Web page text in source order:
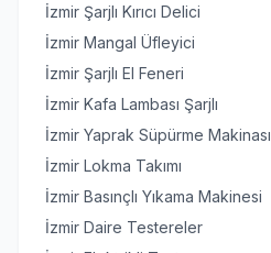
İzmir Şarjlı Kırıcı Delici
İzmir Mangal Üfleyici
İzmir Şarjlı El Feneri
İzmir Kafa Lambası Şarjlı
İzmir Yaprak Süpürme Makinası
İzmir Lokma Takımı
İzmir Basınçlı Yıkama Makinesi
İzmir Daire Testereler